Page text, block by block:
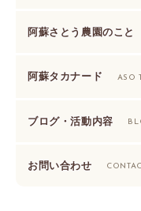
阿蘇さとう農園のこと
阿蘇タカナード ASO
ブログ・活動内容
お問い合わせ